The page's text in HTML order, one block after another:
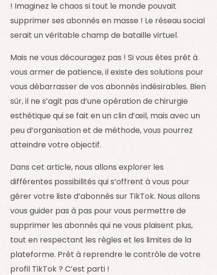
! Imaginez le chaos si tout le monde pouvait
supprimer ses abonnés en masse ! Le réseau social
serait un véritable champ de bataille virtuel.
Mais ne vous découragez pas ! Si vous êtes prêt à
vous armer de patience, il existe des solutions pour
vous débarrasser de vos abonnés indésirables. Bien
sûr, il ne s’agit pas d’une opération de chirurgie
esthétique qui se fait en un clin d’œil, mais avec un
peu d’organisation et de méthode, vous pourrez
atteindre votre objectif.
Dans cet article, nous allons explorer les
différentes possibilités qui s’offrent à vous pour
gérer votre liste d’abonnés sur TikTok. Nous allons
vous guider pas à pas pour vous permettre de
supprimer les abonnés qui ne vous plaisent plus,
tout en respectant les règles et les limites de la
plateforme. Prêt à reprendre le contrôle de votre
profil TikTok ? C’est parti !